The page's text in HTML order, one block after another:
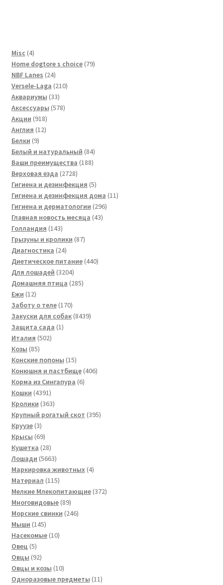
Misc 44
товара
Home dogtore s choice 7979
NBF Lanes 2424
товара
Versele-Laga 210210
Аквариумы 3333
товара
Аксессуары 578578
Акции 918918
товаров
Англия 1212
Белки 99
товаров
Белый и натуральный 8484
товара
Ваши преимущества 188188
Верховая езда 27282728
товаров
Гигиена и дезинфекция 55
товаров
Гигиена и дезинфекция дома 1111
Гигиена и дерматологии 296296
Главная новость месяца 4343
Голландия 143143
товара
Грызуны и кролики 8787
Диагностика 2424
товара
Диетическое питание 440440
Для лошадей 32043204
товара
Домашняя птица 285285
Ежи 1212
товаров
Заботу о теле 170170
товаров
Закуски для собак 84398439
Защита сада 11
Италия 502502
Козы 8585
товаров
Конские попоны 1515
товаров
Конюшня и пастбище 406406
Корма из Сингапура 66
Кошки 43914391
товар
Кролики 363363
товара
Крупный рогатый скот 395395
Круузе 33
товара
Крысы 6969
товаров
Кушетка 2828
товаров
Лошади 56635663
товара
Маркировка животных 44
Материал 115115
товаров
Мелкие Млекопитающие 372372
Многовидовые 8989
товаров
Морские свинки 246246
Мыши 145145
товаров
Насекомые 1010
Овец 55
товаров
Овцы 9292
товара
Овцы и козы 1010
товаров
Одноразовые предметы 1111